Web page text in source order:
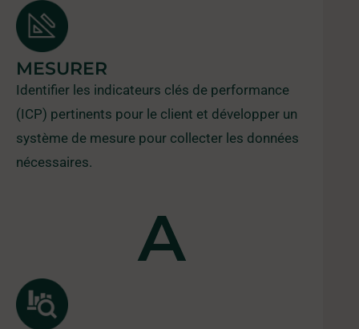
MESURER
Identifier les indicateurs clés de performance
(ICP) pertinents pour le client et développer un
système de mesure pour collecter les données
nécessaires.
A